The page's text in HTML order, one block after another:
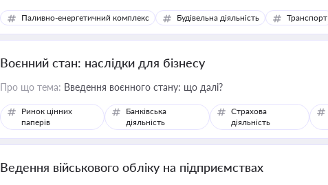
Паливно-енергетичний комплекс Будівельна діяльність Транспорт
Воєнний стан: наслідки для бізнесу
Про що тема: Введення воєнного стану: що далі?
Ринок цінних
паперів
Банківська
діяльність
Страхова
діяльність
Ведення військового обліку на підприємствах